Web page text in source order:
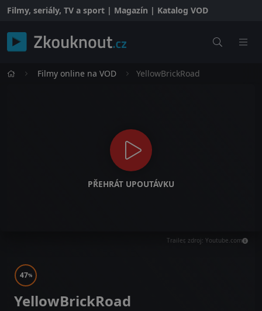
Filmy, seriály, TV a sport | Magazín | Katalog VOD
Filmy online na VOD YellowBrickRoad
PŘEHRÁT UPOUTÁVKU
Trailer, zdroj: Youtube.com
47%
YellowBrickRoad